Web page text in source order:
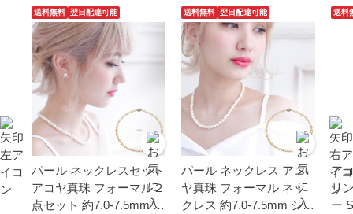
送料無料 翌日配達可能
パール ネックレスセット
アコヤ真珠 フォーマル２
点セット 約7.0-7.5mm シ
送料無料 翌日配達可能
パール ネックレス アコ
ヤ真珠 フォーマル ネッ
クレス 約7.0-7.5mm シル
送料
ア
リ
ー